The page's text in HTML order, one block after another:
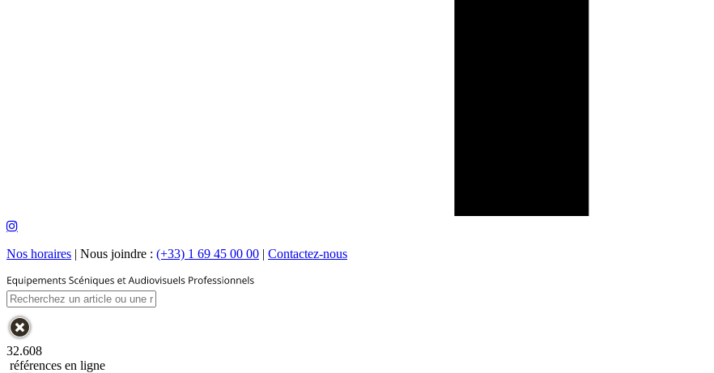
Nos horaires | Nous joindre : (+33) 1 69 45 00 00 | Contactez-nous
32.608
références en ligne